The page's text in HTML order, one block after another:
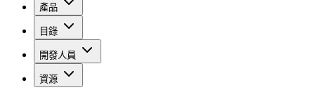
產品
目錄
開發人員
資源